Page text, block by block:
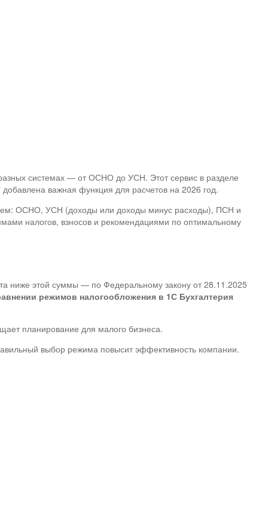
системах — от ОСНО до УСН. Этот сервис в разделе
важная функция для расчетов на 2026 год.​
ОСНО, УСН (доходы или доходы минус расходы), ПСН и
налогов, взносов и рекомендациями по оптимальному
ниже этой суммы — по Федеральному закону от 28.11.2025
режимов налогообложения в 1С Бухгалтерия
планирование для малого бизнеса.​
выбор режима повысит эффективность компании.​